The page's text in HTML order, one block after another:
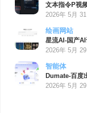
文本指令P视
2026年 5月 31
绘画网站
星流AI-国产
2026年 5月 29
智能体
Dumate-百度
2026年 5月 29